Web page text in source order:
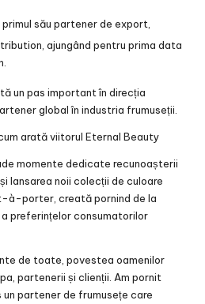
său partener de export,
ajungând pentru prima data
un pas important în direcția
global în industria frumuseții.
arată viitorul Eternal Beauty
momente dedicate recunoașterii
lansarea noii colecții de culoare
à-porter, creată pornind de la
preferințelor consumatorilor
de toate, povestea oamenilor
partenerii și clienții. Am pornit
partener de frumusețe care